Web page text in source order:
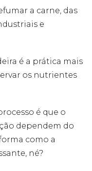
a carne, das
e
é a prática mais
os nutrientes
é que o
dependem do
como a
né?